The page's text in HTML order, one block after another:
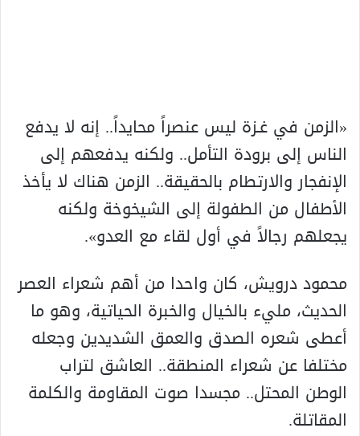
«الزمن في غـزة ليس عنصراً محايداً.. إنه لا يدفع
الناس إلى برودة التأمل.. ولکنه يدفعهم إلى
الإنفجار والارتطام بالحقيقة.. الزمن هناك لا يأخذ
الأطفال من الطفولة إلى الشيخوخة ولکنه
يجعلهم رجالاً في أول لقاء مع العدو».
محمود درويش، كان واحدا من أهم شعراء العصر
الحديث، مليء بالخيال والخبرة الحياتية، وهو ما
أعطى شعره الصدق والعمق الشديدين وجعله
مختلفا عن شعراء المنطقة.. العاشق لتراب
الوطن المحتل.. مجسدا صوت المقاومة والكلمة
المقاتلة.